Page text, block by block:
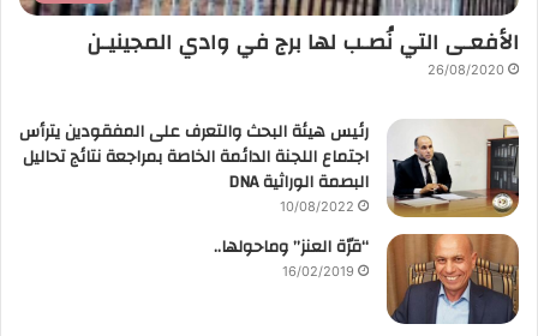
الأفعـى التي نُصـب لها برج في وادي المجينيـن
26/08/2020
رئيس هيئة البحث والتعرف على المفقودين يترأس
اجتماع اللجنة الدائمة الخاصة بمراجعة نتائج تحاليل
البصمة الوراثية DNA
10/08/2022
“قرّة العنز” وماحولها..
16/02/2019